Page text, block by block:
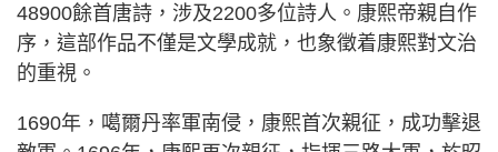
48900餘首唐詩，涉及2200多位詩人。康熙帝親自作
序，這部作品不僅是文學成就，也象徵着康熙對文治
的重視。
1690年，噶爾丹率軍南侵，康熙首次親征，成功擊退